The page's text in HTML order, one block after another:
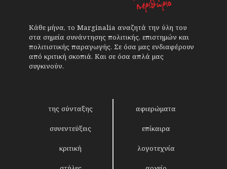
Κάθε μήνα, το Marginalia αναζητά την ύλη του
στα σημεία συνάντησης πολιτικής, επιστημών και
πολιτιστικής παραγωγής. Σε όσα μας ενδιαφέρουν
από κριτική σκοπιά. Και σε όσα απλά μας
συγκινούν.
της σύνταξης αφιερώματα
συνεντεύξεις επίκαιρα
κριτική λογοτεχνία